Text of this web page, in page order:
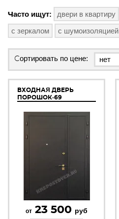
Часто ищут: двери в квартиру
с зеркалом
с шумоизоляцией
Сортировать по цене:
ВХОДНАЯ ДВЕРЬ
ПОРОШОК-69
от 23 500 руб